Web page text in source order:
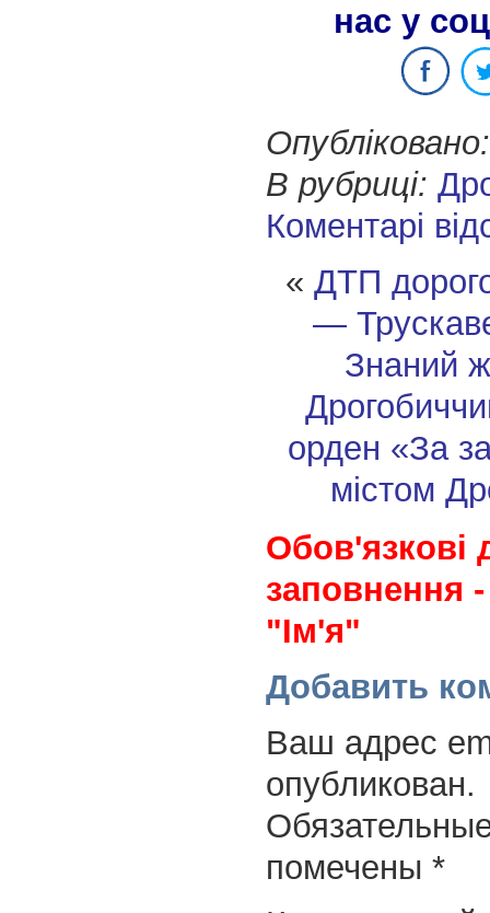
нас у
Опубліковано:
В рубриці:
Коментарі
«ДТП
—
Знаний
орден «За
містом
Обов'язкові
заповнення
"Ім'я"
Добавить
Ваш адрес
опубликован.
помечены *